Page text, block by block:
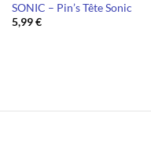
SONIC – Pin’s Tête Sonic
5,99€